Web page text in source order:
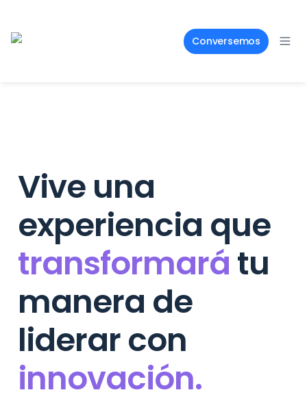
Conversemos
Vive una
experiencia que
transformará tu
manera de
liderar con
innovación.